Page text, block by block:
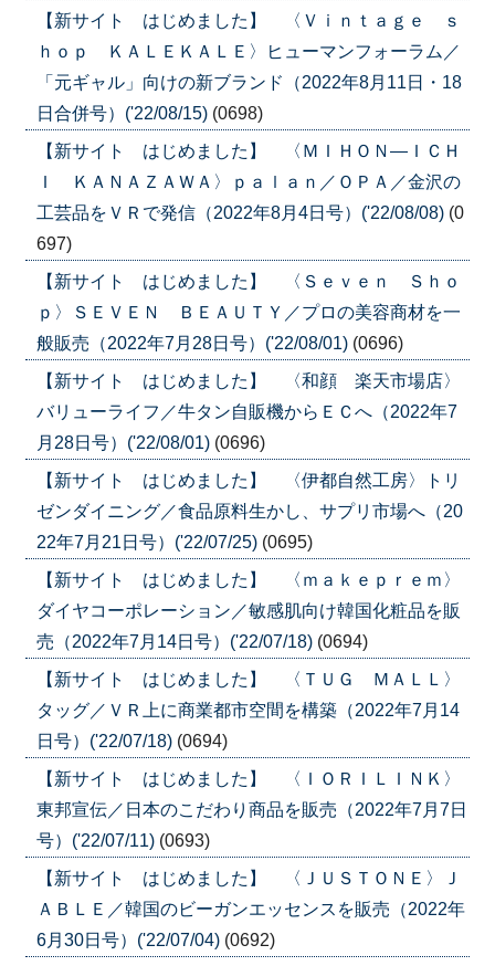
【新サイト はじめました】 〈Ｖｉｎｔａｇｅ ｓ
ｈｏｐ ＫＡＬＥＫＡＬＥ〉ヒューマンフォーラム／
「元ギャル」向けの新ブランド（2022年8月11日・18
日合併号）('22/08/15) (0698)
【新サイト はじめました】 〈ＭＩＨＯＮ―ＩＣＨ
Ｉ ＫＡＮＡＺＡＷＡ〉ｐａｌａｎ／ＯＰＡ／金沢の
工芸品をＶＲで発信（2022年8月4日号）('22/08/08) (0
697)
【新サイト はじめました】 〈Ｓｅｖｅｎ Ｓｈｏ
ｐ〉ＳＥＶＥＮ ＢＥＡＵＴＹ／プロの美容商材を一
般販売（2022年7月28日号）('22/08/01) (0696)
【新サイト はじめました】 〈和顔 楽天市場店〉
バリューライフ／牛タン自販機からＥＣへ（2022年7
月28日号）('22/08/01) (0696)
【新サイト はじめました】 〈伊都自然工房〉トリ
ゼンダイニング／食品原料生かし、サプリ市場へ（20
22年7月21日号）('22/07/25) (0695)
【新サイト はじめました】 〈ｍａｋｅｐｒｅｍ〉
ダイヤコーポレーション／敏感肌向け韓国化粧品を販
売（2022年7月14日号）('22/07/18) (0694)
【新サイト はじめました】 〈ＴＵＧ ＭＡＬＬ〉
タッグ／ＶＲ上に商業都市空間を構築（2022年7月14
日号）('22/07/18) (0694)
【新サイト はじめました】 〈ＩＯＲＩＬＩＮＫ〉
東邦宣伝／日本のこだわり商品を販売（2022年7月7日
号）('22/07/11) (0693)
【新サイト はじめました】 〈ＪＵＳＴＯＮＥ〉Ｊ
ＡＢＬＥ／韓国のビーガンエッセンスを販売（2022年
6月30日号）('22/07/04) (0692)